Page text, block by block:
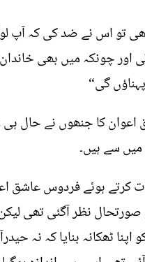
اس نے ضد کی کہ آپ
اور چونکہ میں بھی
گی“
اعوان کا جنھوں نے حال
سے ہیں۔
کرتے ہوئے فردوس عاشق
صورتحال نظر آگئی
اپنا ٹھکانہ بنایا کہ